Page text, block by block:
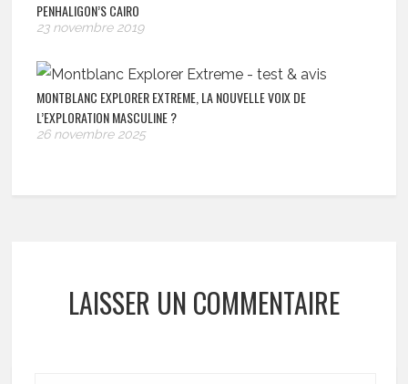
PENHALIGON’S CAIRO
23 novembre 2019
MONTBLANC EXPLORER EXTREME, LA NOUVELLE VOIX DE
L’EXPLORATION MASCULINE ?
26 novembre 2025
LAISSER UN COMMENTAIRE